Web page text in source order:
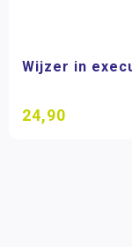
Wijzer in
24,90